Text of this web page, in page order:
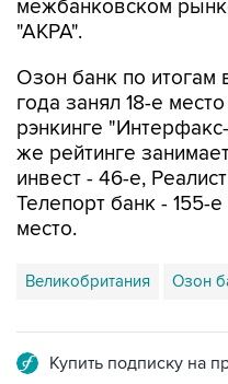
Озон банк по итогам
рэнкинге
же рейтинге
инвест - 46-е,
Телепорт банк - 155-е
место.
Великобритания
Подписаться на